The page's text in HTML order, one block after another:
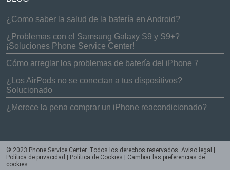
¿Como saber la salud de la batería en Android?
¿Problemas con el Samsung Galaxy S9 y S9+?
¡Soluciones Phone Service Center!
Cómo arreglar los problemas de batería del iPhone 7
¿Los AirPods no se conectan a tus dispositivos?
Solucionado
¿Merece la pena comprar un iPhone reacondicionado?
© 2023 Phone Service Center. Todos los derechos reservados. Aviso legal
Política de privacidad
Política de Cookies
Cambiar las preferencias de
cookies.